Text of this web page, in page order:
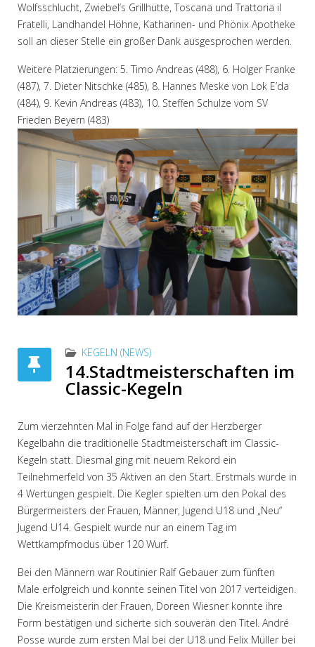
Wolfsschlucht, Zwiebel’s Grillhütte, Toscana und Trattoria il
Fratelli, Landhandel Höhne, Katharinen- und Phönix Apotheke
soll an dieser Stelle ein großer Dank ausgesprochen werden.
Weitere Platzierungen: 5. Timo Andreas (488), 6. Holger Franke
(487), 7. Dieter Nitschke (485), 8. Hannes Meske von Lok E’da
(484), 9. Kevin Andreas (483), 10. Steffen Schulze vom SV
Frieden Beyern (483)
KEGELN (NEWS)
14.Stadtmeisterschaften im
Classic-Kegeln
Zum vierzehnten Mal in Folge fand auf der Herzberger
Kegelbahn die traditionelle Stadtmeisterschaft im Classic-
Kegeln statt. Diesmal ging mit neuem Rekord ein
Teilnehmerfeld von 35 Aktiven an den Start. Erstmals wurde in
4 Wertungen gespielt. Die Kegler spielten um den Pokal des
Bürgermeisters der Frauen, Männer, Jugend U18 und „Neu“
Jugend U14. Gespielt wurde nur an einem Tag im
Wettkampfmodus über 120 Wurf.
Bei den Männern war Routinier Ralf Gebauer zum fünften
Male erfolgreich und konnte seinen Titel von 2017 verteidigen.
Die Kreismeisterin der Frauen, Doreen Wiesner konnte ihre
Form bestätigen und sicherte sich souverän den Titel. André
Posse wurde zum ersten Mal bei der U18 und Felix Müller bei